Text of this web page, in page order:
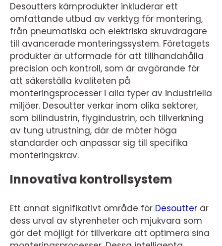
Desoutters kärnprodukter inkluderar ett
omfattande utbud av verktyg för montering,
från pneumatiska och elektriska skruvdragare
till avancerade monteringssystem. Företagets
produkter är utformade för att tillhandahålla
precision och kontroll, som är avgörande för
att säkerställa kvaliteten på
monteringsprocesser i alla typer av industriella
miljöer. Desoutter verkar inom olika sektorer,
som bilindustrin, flygindustrin, och tillverkning
av tung utrustning, där de möter höga
standarder och anpassar sig till specifika
monteringskrav.
Innovativa kontrollsystem
Ett annat signifikativt område för Desoutter är
dess urval av styrenheter och mjukvara som
gör det möjligt för tillverkare att optimera sina